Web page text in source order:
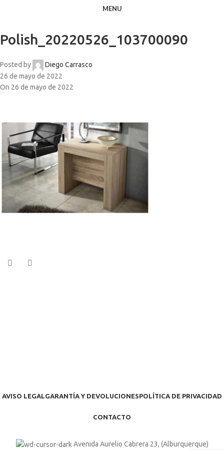
MENU
Polish_20220526_103700090
Posted by
Diego Carrasco
26 de mayo de 2022
On 26 de mayo de 2022
AVISO LEGAL GARANTÍA Y DEVOLUCIONESPOLÍTICA DE PRIVACIDAD
CONTACTO
Avenida Aurelio Cabrera 23, (Alburquerque)